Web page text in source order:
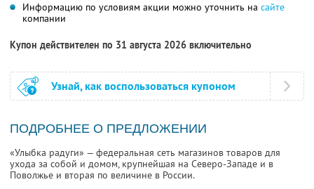
Информацию по условиям акции можно уточнить на сайте
компании
Купон действителен по 31 августа 2026 включительно
Узнай, как воспользоваться купоном
ПОДРОБНЕЕ О ПРЕДЛОЖЕНИИ
«Улыбка радуги» — федеральная сеть магазинов товаров для
ухода за собой и домом, крупнейшая на Северо-Западе и в
Поволжье и вторая по величине в России.